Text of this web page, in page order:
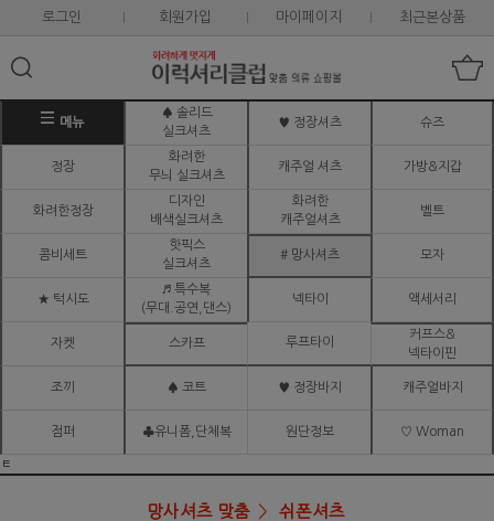
로그인 회원가입 마이페이지 최근본상품
메뉴
♠ 솔리드
실크셔츠
♥ 정장셔츠 슈즈
정장
화려한
무늬 실크셔츠
캐주얼 셔츠 가방&지갑
화려한정장
디자인
배색실크셔츠
화려한
캐주얼셔츠
벨트
콤비세트
핫픽스
실크셔츠
# 망사셔츠 모자
★ 턱시도
♬ 특수복
(무대.공연,댄스)
넥타이 액세서리
자켓 스카프 루프타이
커프스&
넥타이핀
조끼 ♠ 코트 ♥ 정장바지 캐주얼바지
점퍼 ♣유니폼,단체복 원단정보 ♡ Woman
ㅌ
망사셔츠 맞춤 쉬폰셔츠